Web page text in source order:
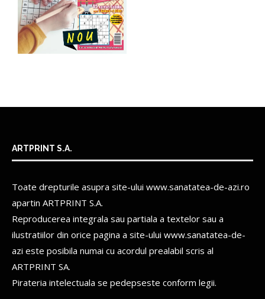
ARTPRINT S.A.
Toate drepturile asupra site-ului www.sanatatea-de-azi.ro
apartin ARTPRINT S.A.
Reproducerea integrala sau partiala a textelor sau a
ilustratiilor din orice pagina a site-ului www.sanatatea-de-
azi este posibila numai cu acordul prealabil scris al
ARTPRINT SA.
Pirateria intelectuala se pedepseste conform legii.